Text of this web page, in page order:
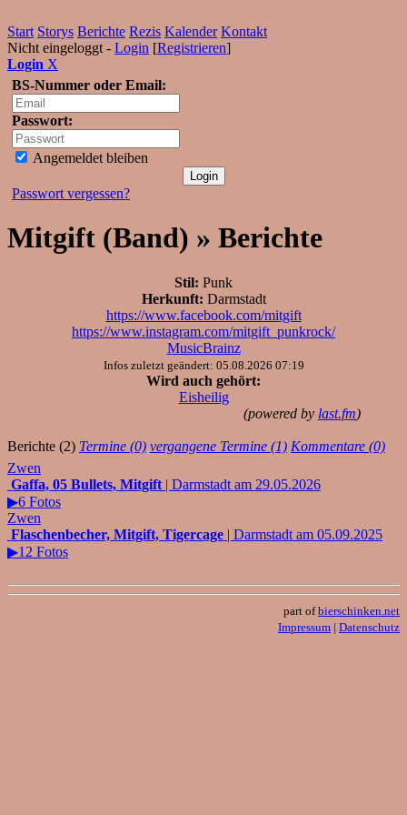
Start Storys Berichte Rezis Kalender Kontakt
Nicht eingeloggt - Login [Registrieren]
Login X
BS-Nummer oder Email:
Passwort:
Angemeldet bleiben
Passwort vergessen?
Mitgift (Band) » Berichte
Stil: Punk
Herkunft: Darmstadt
https://www.facebook.com/mitgift
https://www.instagram.com/mitgift_punkrock/
MusicBrainz
Infos zuletzt geändert: 05.08.2026 07:19
Wird auch gehört:
Eisheilig
(powered by last.fm)
Berichte (2) Termine (0) vergangene Termine (1) Kommentare (0)
Zwen
Gaffa, 05 Bullets, Mitgift | Darmstadt am 29.05.2026
▶6 Fotos
Zwen
Flaschenbecher, Mitgift, Tigercage | Darmstadt am 05.09.2025
▶12 Fotos
part ofbierschinken.net
Impressum | Datenschutz